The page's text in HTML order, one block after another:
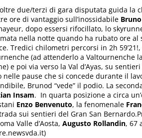
due/terzi di gara disputata guida la
ore di vantaggio sull’inossidabile
dopo essersi rifocillato, lo
nella notte quando ha rubato ore
Tredici chilometri percorsi in 2h
(ad attenderlo a Valtournenche
e poi via verso la Val d’Ayas, su
nelle pause che si concede durante il
Brunod “vede” il podio. La
Insam. In quarta posizione a circa
Enzo Benvenuto, la fenomenale
sui sentieri del Gran San
Valle d’Aosta, Augusto Rollandin, 67